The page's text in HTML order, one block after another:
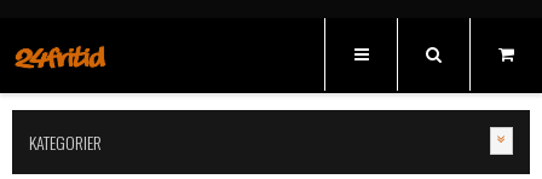
KATEGORIER